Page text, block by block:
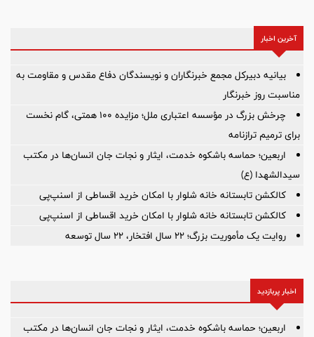
برای تسهیل گفت‌وگو میان فعالان سنتی و فناور در این حوزه است.
آخرین اخبار
بیانیه دبیرکل مجمع خبرنگاران و نویسندگان دفاع مقدس و مقاومت به
مناسبت روز خبرنگار
چرخش بزرگ در مؤسسه اعتباری ملل؛ مزایده ۱۰۰ همتی، گام نخست
برای ترمیم ترازنامه
اربعین؛ حماسه باشکوه خدمت، ایثار و نجات جان انسان‌ها در مکتب
سیدالشهدا (ع)
کالکشن تابستانه خانه شلوار با امکان خرید اقساطی از اسنپ‌پی
کالکشن تابستانه خانه شلوار با امکان خرید اقساطی از اسنپ‌پی
روایت یک مأموریت بزرگ؛ ۲۲ سال افتخار، ۲۲ سال توسعه
اخبار پربازدید
اربعین؛ حماسه باشکوه خدمت، ایثار و نجات جان انسان‌ها در مکتب